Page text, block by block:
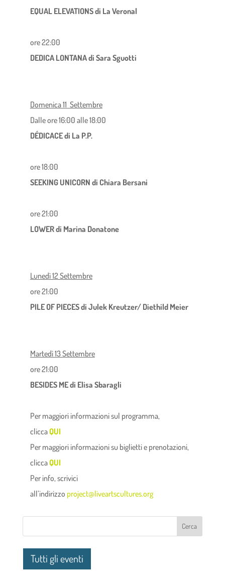
EQUAL ELEVATIONS di La Veronal
ore 22:00
DEDICA LONTANA di Sara Sguotti
Domenica 11 Settembre
Dalle ore 16:00 alle 18:00
DÉDICACE di La P.P.
ore 18:00
SEEKING UNICORN di Chiara Bersani
ore 21:00
LOWER di Marina Donatone
Lunedì 12 Settembre
ore 21:00
PILE OF PIECES di Julek Kreutzer/ Diethild Meier
Martedì 13 Settembre
ore 21:00
BESIDES ME di Elisa Sbaragli
Per maggiori informazioni sul programma,
cliccaQUI
Per maggiori informazioni su biglietti e prenotazioni,
cliccaQUI
Per info, scrivici
all’indirizzo project@liveartscultures.org
Tutti gli eventi